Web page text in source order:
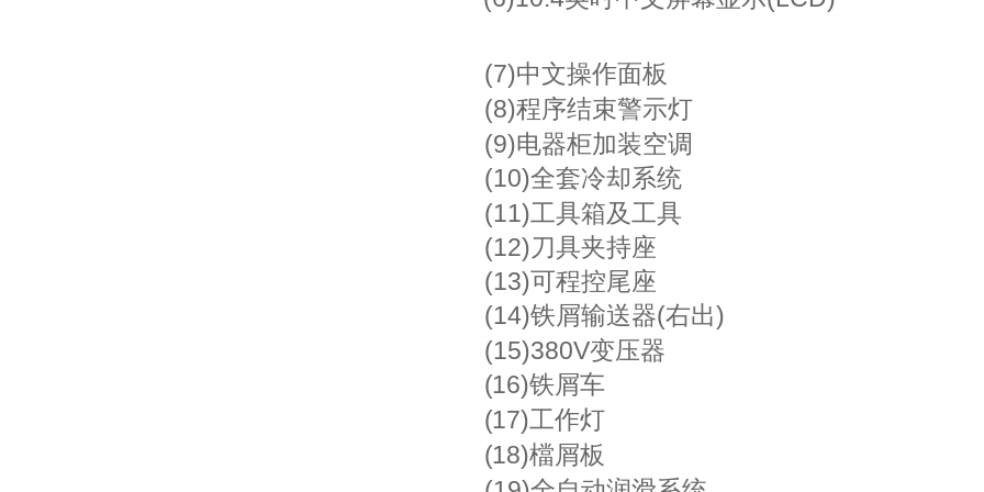
(7)中文操作面板
(8)程序结束警示灯
(9)电器柜加装空调
(10)全套冷却系统
(11)工具箱及工具
(12)刀具夹持座
(13)可程控尾座
(14)铁屑输送器(右出)
(15)380V变压器
(16)铁屑车
(17)工作灯
(18)檔屑板